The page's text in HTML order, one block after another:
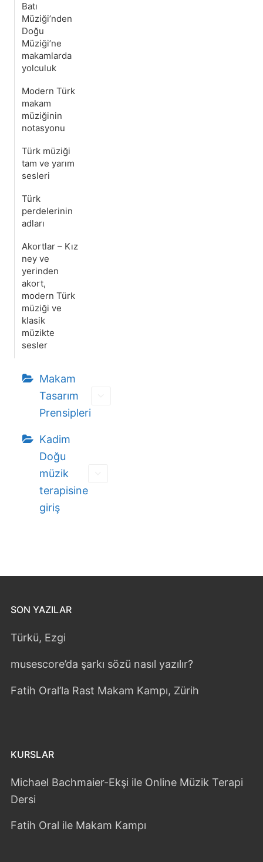
Batı
Müziği’nden
Doğu
Müziği’ne
makamlarda
yolculuk
Modern Türk
makam
müziğinin
notasyonu
Türk müziği
tam ve yarım
sesleri
Türk
perdelerinin
adları
Akortlar – Kız
ney ve
yerinden
akort,
modern Türk
müziği ve
klasik
müzikte
sesler
Makam
Tasarım
Prensipleri
Kadim
Doğu
müzik
terapisine
giriş
SON YAZILAR
Türkü, Ezgi
musescore’da şarkı sözü nasıl yazılır?
Fatih Oral’la Rast Makam Kampı, Zürih
KURSLAR
Michael Bachmaier-Ekşi ile Online Müzik Terapi
Dersi
Fatih Oral ile Makam Kampı